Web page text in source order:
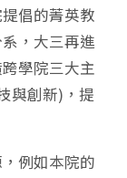
倡的菁英教
，大三再進
學院三大主
與創新)，提
例如本院的